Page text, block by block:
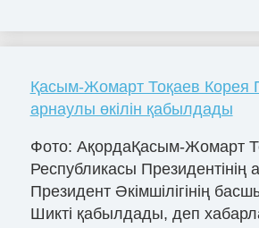
Қасым-Жомарт Тоқаев Корея
арнаулы өкілін қабылдады
Фото: АқордаҚасым-Жомарт
Республикасы Президентінің
Президент Әкімшілігінің
Шикті қабылдады, деп